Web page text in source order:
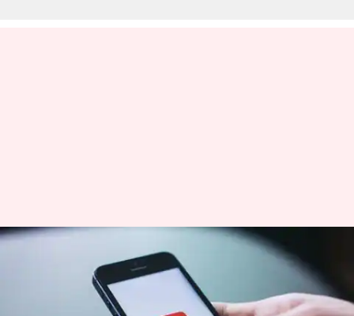
SSC परीक्षा में अच्छे नंबर स्कोर करने
के लिए इन यूट्यूब चैनलों से करें